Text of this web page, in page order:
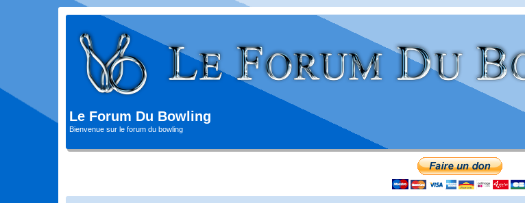
Le Forum Du Bowling
Bienvenue sur le forum du bowling